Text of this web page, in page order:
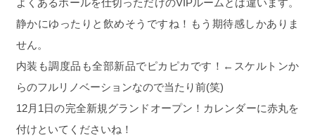
よくあるホールを仕切っただけのVIPルームとは違います。
静かにゆったりと飲めそうですね！もう期待感しかありま
せん。
内装も調度品も全部新品でピカピカです！←スケルトンか
らのフルリノベーションなので当たり前(笑)
12月1日の完全新規グランドオープン！カレンダーに赤丸を
付けといてくださいね！